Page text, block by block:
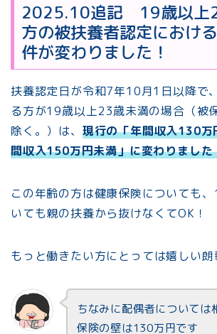
2025.10追記 19歳以上
方の被扶養者認定におけ
件が変わりました！
扶養認定日が令和7年10月1日以降で
る方が19歳以上23歳未満の場合（被
除く。）は、 現行の「年間収入130万
間収入150万円未満」に変わりました
この年齢の方は健康保険についても
いても親の扶養から抜けなくてOK！
もっと働きたい方にとっては嬉しい朗
ちなみに配偶者については
保険の壁は130万円です